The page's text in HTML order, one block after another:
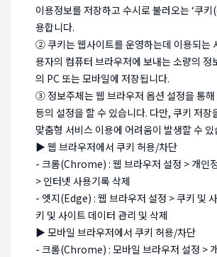
이용정보를 저장하고 수시로 불러오는 ‘쿠
용합니다.
② 쿠키는 웹사이트를 운영하는데 이용되는
용자의 컴퓨터 브라우저에 보내는 소량의 정
의 PC 또는 모바일에 저장됩니다.
③ 정보주체는 웹 브라우저 옵션 설정을 통
등의 설정을 할 수 있습니다. 다만, 쿠키 저장
맞춤형 서비스 이용에 어려움이 발생할 수 있
▶ 웹 브라우저에서 쿠키 허용/차단
- 크롬(Chrome) : 웹 브라우저 설정 > 개인
> 인터넷 사용기록 삭제
- 엣지(Edge) : 웹 브라우저 설정 > 쿠키 및
키 및 사이트 데이터 관리 및 삭제
▶ 모바일 브라우저에서 쿠키 허용/차단
- 크롬(Chrome) : 모바일 브라우저 설정 >